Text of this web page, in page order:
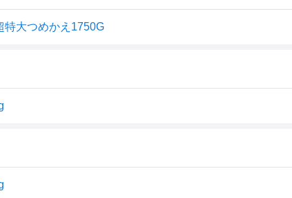
特大つめかえ1750G